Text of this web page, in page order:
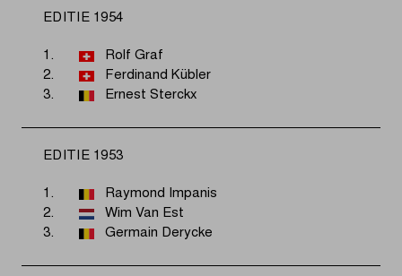
EDITIE 1954
1.
Rolf Graf
2.
Ferdinand Kübler
3.
Ernest Sterckx
EDITIE 1953
1.
Raymond Impanis
2.
Wim Van Est
3.
Germain Derycke